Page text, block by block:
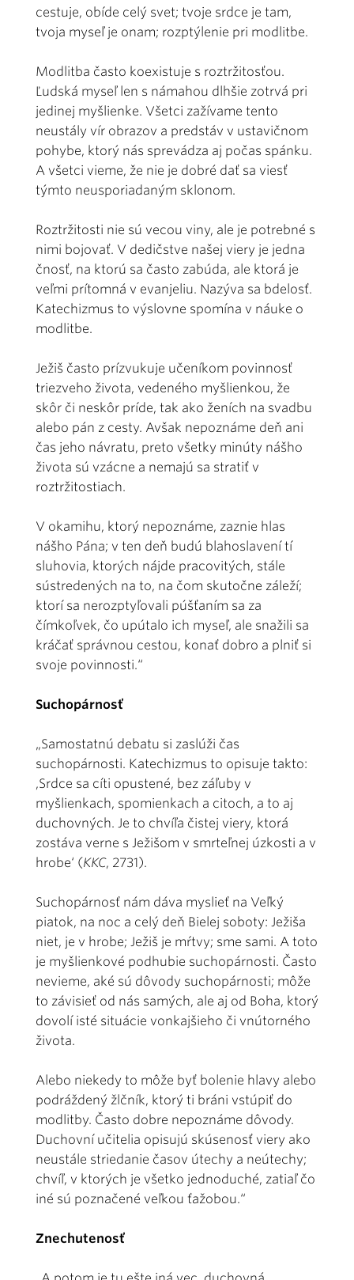
cestuje, obíde celý svet; tvoje srdce je tam,
tvoja myseľ je onam; rozptýlenie pri modlitbe.
Modlitba často koexistuje s roztržitosťou.
Ľudská myseľ len s námahou dlhšie zotrvá pri
jedinej myšlienke. Všetci zažívame tento
neustály vír obrazov a predstáv v ustavičnom
pohybe, ktorý nás sprevádza aj počas spánku.
A všetci vieme, že nie je dobré dať sa viesť
týmto neusporiadaným sklonom.
Roztržitosti nie sú vecou viny, ale je potrebné s
nimi bojovať. V dedičstve našej viery je jedna
čnosť, na ktorú sa často zabúda, ale ktorá je
veľmi prítomná v evanjeliu. Nazýva sa bdelosť.
Katechizmus to výslovne spomína v náuke o
modlitbe.
Ježiš často prízvukuje učeníkom povinnosť
triezveho života, vedeného myšlienkou, že
skôr či neskôr príde, tak ako ženích na svadbu
alebo pán z cesty. Avšak nepoznáme deň ani
čas jeho návratu, preto všetky minúty nášho
života sú vzácne a nemajú sa stratiť v
roztržitostiach.
V okamihu, ktorý nepoznáme, zaznie hlas
nášho Pána; v ten deň budú blahoslavení tí
sluhovia, ktorých nájde pracovitých, stále
sústredených na to, na čom skutočne záleží;
ktorí sa nerozptyľovali púšťaním sa za
čímkoľvek, čo upútalo ich myseľ, ale snažili sa
kráčať správnou cestou, konať dobro a plniť si
svoje povinnosti.“
Suchopárnosť
„Samostatnú debatu si zaslúži čas
suchopárnosti. Katechizmus to opisuje takto:
,Srdce sa cíti opustené, bez záľuby v
myšlienkach, spomienkach a citoch, a to aj
duchovných. Je to chvíľa čistej viery, ktorá
zostáva verne s Ježišom v smrteľnej úzkosti a v
hrobe‘ (KKC, 2731).
Suchopárnosť nám dáva myslieť na Veľký
piatok, na noc a celý deň Bielej soboty: Ježiša
niet, je v hrobe; Ježiš je mŕtvy; sme sami. A toto
je myšlienkové podhubie suchopárnosti. Často
nevieme, aké sú dôvody suchopárnosti; môže
to závisieť od nás samých, ale aj od Boha, ktorý
dovolí isté situácie vonkajšieho či vnútorného
života.
Alebo niekedy to môže byť bolenie hlavy alebo
podráždený žlčník, ktorý ti bráni vstúpiť do
modlitby. Často dobre nepoznáme dôvody.
Duchovní učitelia opisujú skúsenosť viery ako
neustále striedanie časov útechy a neútechy;
chvíľ, v ktorých je všetko jednoduché, zatiaľ čo
iné sú poznačené veľkou ťažobou.“
Znechutenosť